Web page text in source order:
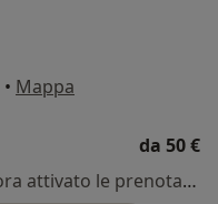
• Mappa
da 50 €
Questo dottore non ha ancora attivato le prenotazioni online presso questo indirizzo.